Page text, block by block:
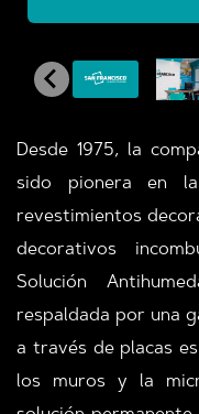
Desde 1975, la
sido pionera en
revestimientos
decorativos
Solución
respaldada por una
a través de placas
los muros y la